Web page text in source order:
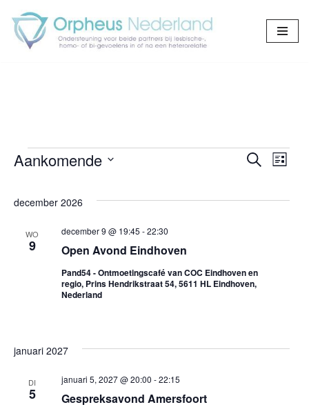
Ga
naar
Zoeken
Lijst
Aankomende
december 2026
WO
9 Open Avond Eindhoven
december 9 @ 19:45 -22:30
Pand54 - Ontmoetingscafé van COC Eindhoven en
regio, Prins Hendrikstraat 54, 5611 HL Eindhoven,
Nederland
januari 2027
DI
5 Gespreksavond Amersfoort
januari 5, 2027 @ 20:00 -22:15